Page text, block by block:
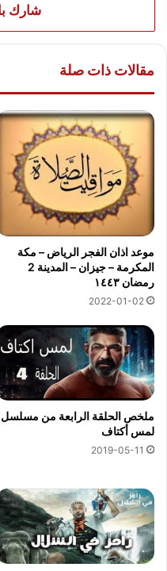
شارك
مقالات ذات صلة
موعد اذان الفجر الرياض – مكة
المكرمة – جيزان – المدينة 2
رمضان ١٤٤٣
2022-01-02
ملخص الحلقة الرابعة من مسلسل
لمس أكتاف
2019-05-11